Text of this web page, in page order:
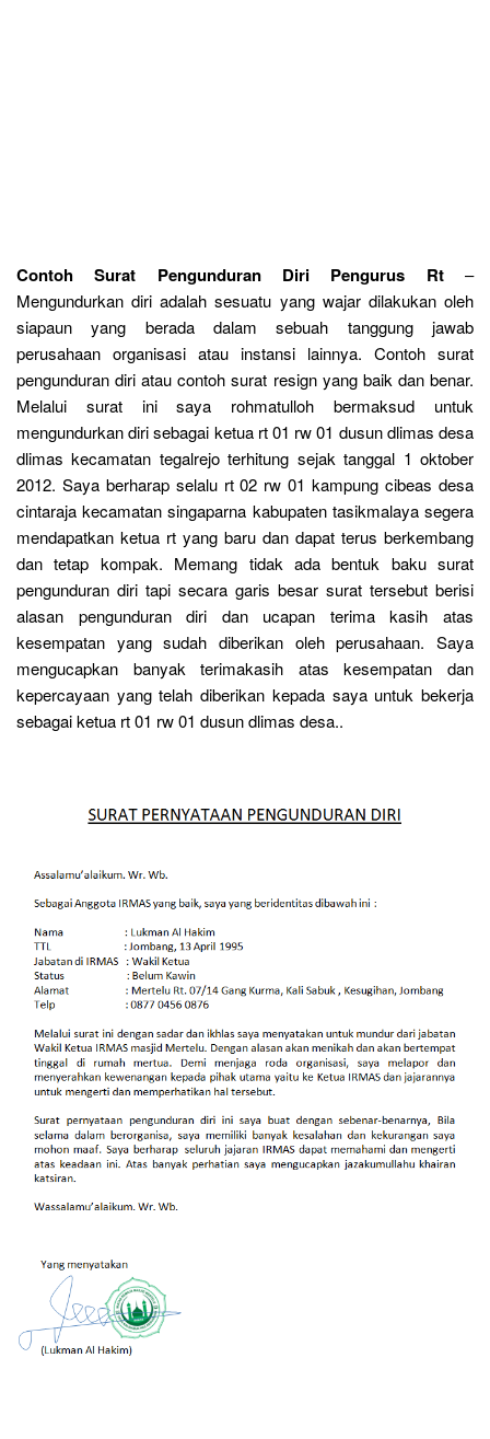
Contoh Surat Pengunduran Diri Pengurus Rt–
Mengundurkan diri adalah sesuatu yang wajar dilakukan oleh
siapaun yang berada dalam sebuah tanggung jawab
perusahaan organisasi atau instansi lainnya. Contoh surat
pengunduran diri atau contoh surat resign yang baik dan benar.
Melalui surat ini saya rohmatulloh bermaksud untuk
mengundurkan diri sebagai ketua rt 01 rw 01 dusun dlimas desa
dlimas kecamatan tegalrejo terhitung sejak tanggal 1 oktober
2012. Saya berharap selalu rt 02 rw 01 kampung cibeas desa
cintaraja kecamatan singaparna kabupaten tasikmalaya segera
mendapatkan ketua rt yang baru dan dapat terus berkembang
dan tetap kompak. Memang tidak ada bentuk baku surat
pengunduran diri tapi secara garis besar surat tersebut berisi
alasan pengunduran diri dan ucapan terima kasih atas
kesempatan yang sudah diberikan oleh perusahaan. Saya
mengucapkan banyak terimakasih atas kesempatan dan
kepercayaan yang telah diberikan kepada saya untuk bekerja
sebagai ketua rt 01 rw 01 dusun dlimas desa..